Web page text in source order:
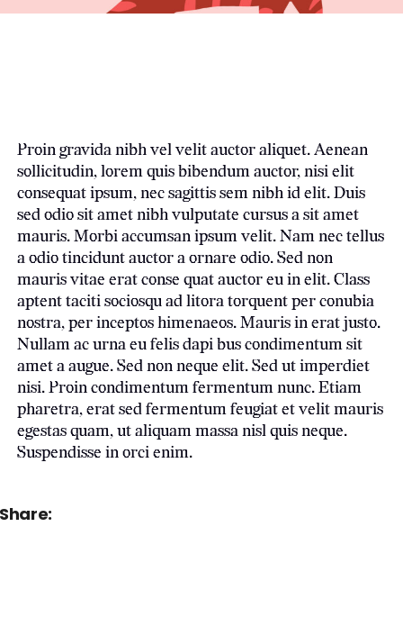
Proin gravida nibh vel velit auctor aliquet. Aenean
sollicitudin, lorem quis bibendum auctor, nisi elit
consequat ipsum, nec sagittis sem nibh id elit. Duis
sed odio sit amet nibh vulputate cursus a sit amet
mauris. Morbi accumsan ipsum velit. Nam nec tellus
a odio tincidunt auctor a ornare odio. Sed non
mauris vitae erat conse quat auctor eu in elit. Class
aptent taciti sociosqu ad litora torquent per conubia
nostra, per inceptos himenaeos. Mauris in erat justo.
Nullam ac urna eu felis dapi bus condimentum sit
amet a augue. Sed non neque elit. Sed ut imperdiet
nisi. Proin condimentum fermentum nunc. Etiam
pharetra, erat sed fermentum feugiat et velit mauris
egestas quam, ut aliquam massa nisl quis neque.
Suspendisse in orci enim.
Share: